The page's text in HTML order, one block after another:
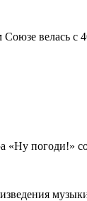
велась с
«Ну погоди!»